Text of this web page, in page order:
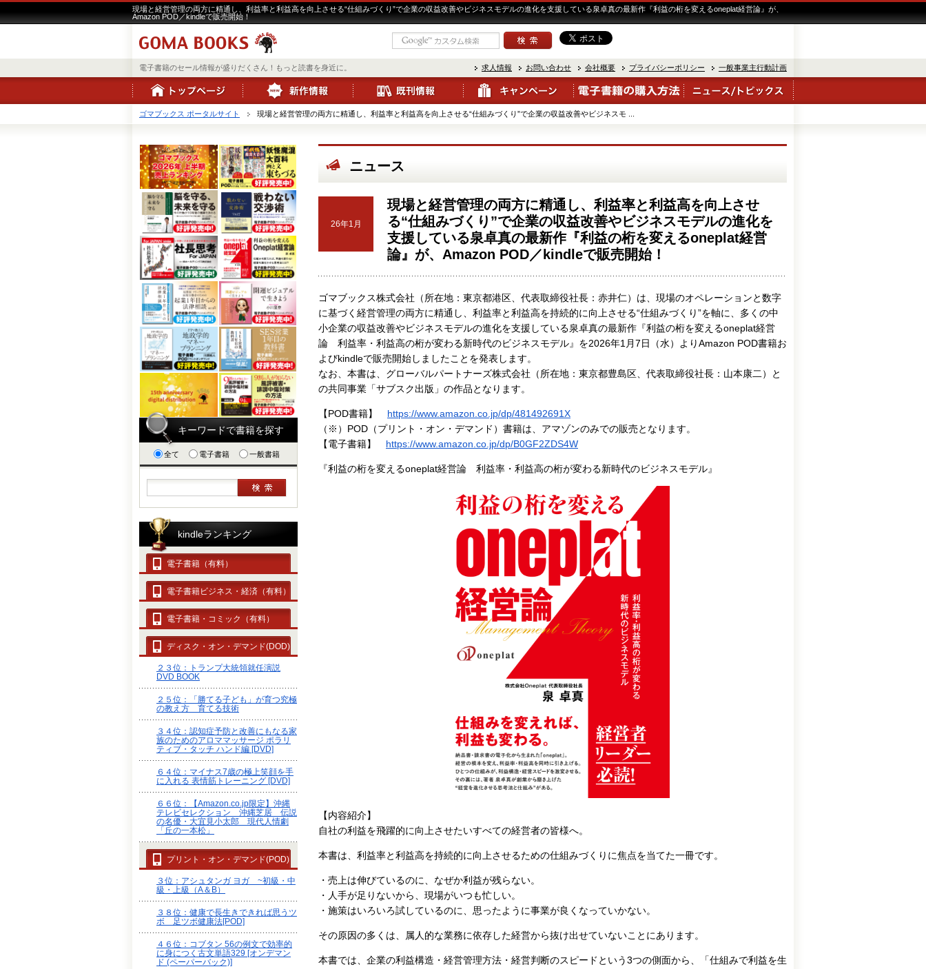
現場と経営管理の両方に精通し、利益率と利益高を向上させる“仕組みづくり”で企業の収益改善やビジネスモデルの進化を支援している泉卓真の最新作『利益の桁を変えるoneplat経営論』が、
Amazon POD／kindleで販売開始！
電子書籍のセール情報が盛りだくさん！もっと読書を身近に。 求人情報 お問い合わせ 会社概要 プライバシーポリシー 一般事業主行動計画
ゴマブックス ポータルサイト 現場と経営管理の両方に精通し、利益率と利益高を向上させる“仕組みづくり”で企業の収益改善やビジネスモ ...
ニュース
26年1月
現場と経営管理の両方に精通し、利益率と利益高を向上させ
る“仕組みづくり”で企業の収益改善やビジネスモデルの進化を
支援している泉卓真の最新作『利益の桁を変えるoneplat経営
論』が、Amazon POD／kindleで販売開始！
ゴマブックス株式会社（所在地：東京都港区、代表取締役社長：赤井仁）は、現場のオペレーションと数字
に基づく経営管理の両方に精通し、利益率と利益高を持続的に向上させる“仕組みづくり”を軸に、多くの中
小企業の収益改善やビジネスモデルの進化を支援している泉卓真の最新作『利益の桁を変えるoneplat経営
論 利益率・利益高の桁が変わる新時代のビジネスモデル』を2026年1月7日（水）よりAmazon POD書籍お
よびkindleで販売開始しましたことを発表します。
なお、本書は、グローバルパートナーズ株式会社（所在地：東京都豊島区、代表取締役社長：山本康二）と
の共同事業「サブスク出版」の作品となります。
【POD書籍】 https://www.amazon.co.jp/dp/481492691X
（※）POD（プリント・オン・デマンド）書籍は、アマゾンのみでの販売となります。
【電子書籍】 https://www.amazon.co.jp/dp/B0GF2ZDS4W
『利益の桁を変えるoneplat経営論 利益率・利益高の桁が変わる新時代のビジネスモデル』
【内容紹介】
自社の利益を飛躍的に向上させたいすべての経営者の皆様へ。
本書は、利益率と利益高を持続的に向上させるための仕組みづくりに焦点を当てた一冊です。
・売上は伸びているのに、なぜか利益が残らない。
・人手が足りないから、現場がいつも忙しい。
・施策はいろいろ試しているのに、思ったように事業が良くなっていかない。
その原因の多くは、属人的な業務に依存した経営から抜け出せていないことにあります。
本書では、企業の利益構造・経営管理方法・経営判断のスピードという3つの側面から、「仕組みで利益を生
キーワードで書籍を探す
全て 電子書籍 一般書籍
kindleランキング
電子書籍（有料）
電子書籍ビジネス・経済（有料）
電子書籍・コミック（有料）
ディスク・オン・デマンド(DOD)
２３位：トランプ大統領就任演説
DVD BOOK
２５位：「勝てる子ども」が育つ究極
の教え方 育てる技術
３４位：認知症予防と改善にもなる家
族のためのアロママッサージ ポラリ
ティブ・タッチ ハンド編 [DVD]
６４位：マイナス7歳の極上笑顔を手
に入れる 表情筋トレーニング [DVD]
６６位：【Amazon.co.jp限定】沖縄
テレビセレクション 沖縄芝居 伝説
の名優・大宜見小太郎 現代人情劇
「丘の一本松」
プリント・オン・デマンド(POD)
３位：アシュタンガ ヨガ ~初級・中
級・上級（A＆B）
３８位：健康で長生きできれば思うツ
ボ 足ツボ健康法[POD]
４６位：コブタン 56の例文で効率的
に身につく古文単語329 [オンデマン
ド (ペーパーバック)]